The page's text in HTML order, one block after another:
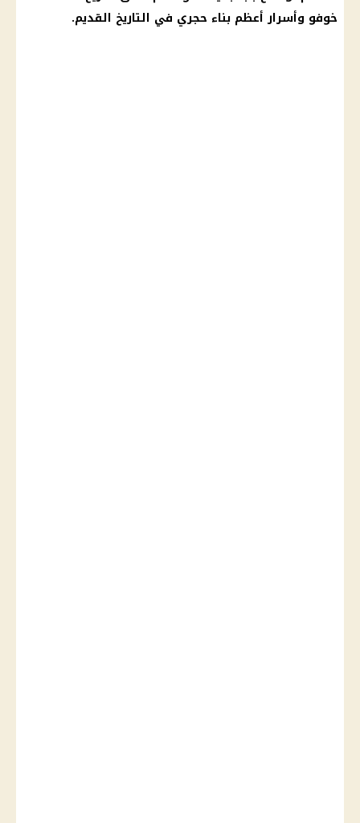
خوفو وأسرار أعظم بناء حجري في التاريخ القديم.